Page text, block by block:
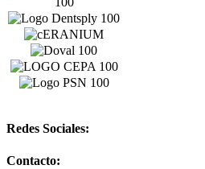
Redes Sociales:
Contacto: